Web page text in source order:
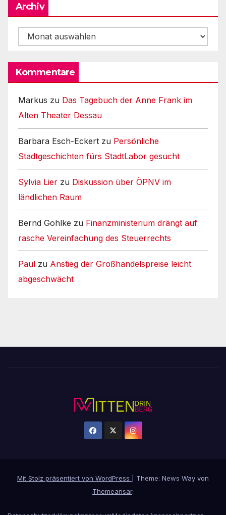
Archiv
Archiv
Kommentare
Markus zu Das Tagebuch der Anne Frank im
Alten Theater Dessau
Barbara Esch-Eckert zu Persönliche
Stadtgeschichten fürs StadtLabor gesucht
Sylvia Lier zu Diskussion über ÖPNV im
ländlichen Raum
Bernd Gohlke zu Finanzministerium drängt auf
rasche Vereinfachung des Steuerrechts
Paul zu Anstieg der Großhandelspreise leicht
abgeschwächt
Mit Stolz präsentiert von WordPress
Theme: News Way von
Themeansar.